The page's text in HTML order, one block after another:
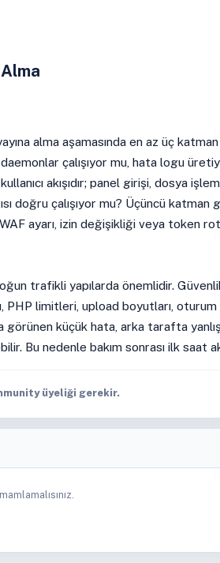
alma aşamasında en az üç
daemonlar çalışıyor mu, hata logu
akışıdır; panel girişi, dosya
doğru çalışıyor mu? Üçüncü katman
ayarı, izin değişikliği veya token
trafikli yapılarda önemlidir.
PHP limitleri, upload boyutları,
görünen küçük hata, arka tarafta
Bu nedenle bakım sonrası ilk saat
üyeliği gerekir.